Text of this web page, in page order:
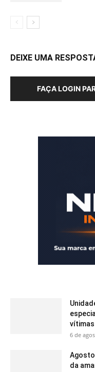
DEIXE UMA
FAÇA LOGIN
6 de
da